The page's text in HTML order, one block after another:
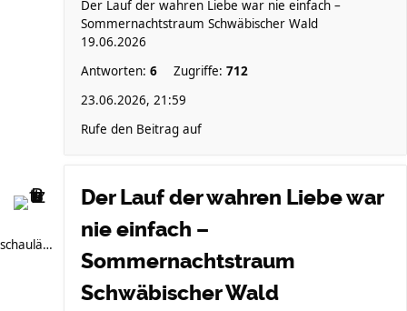
Der Lauf der wahren Liebe war nie einfach –
Sommernachtstraum Schwäbischer Wald
19.06.2026
Antworten: 6 Zugriffe: 712
23.06.2026, 21:59
Rufe den Beitrag auf
schauläufer
Der Lauf der wahren Liebe war
nie einfach –
Sommernachtstraum
Schwäbischer Wald